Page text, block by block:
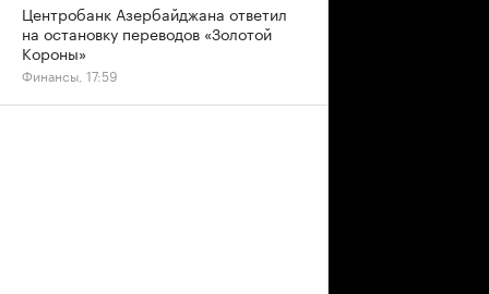
Центробанк Азербайджана ответил
на остановку переводов «Золотой
Короны»
Финансы, 17:59